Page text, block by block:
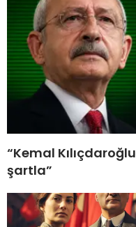
“Kemal
şartla”